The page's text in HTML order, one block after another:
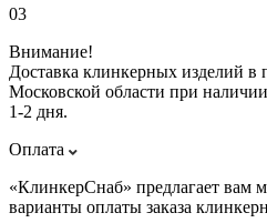
03
Внимание!
Доставка клинкерных изделий в
Московской области при
1-2 дня.
Оплата
«КлинкерСнаб» предлагает вам
варианты оплаты заказа